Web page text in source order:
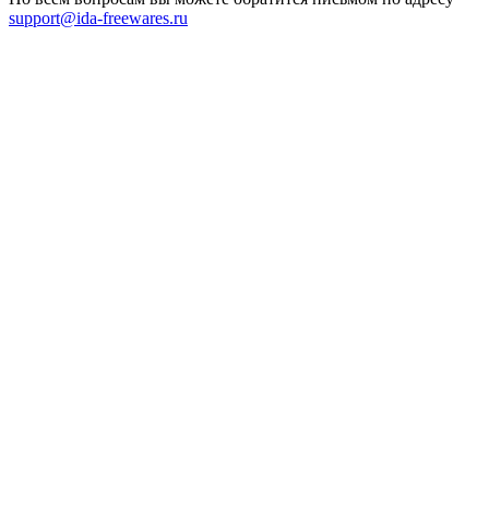
support@ida-freewares.ru